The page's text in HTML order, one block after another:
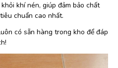
khí nén, giúp đảm bảo chất
chuẩn cao nhất.
có sẵn hàng trong kho để đáp